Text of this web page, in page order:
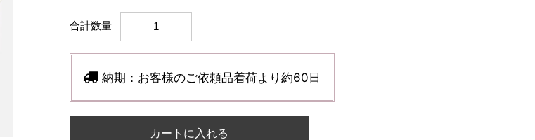
合計数量
納期： お客様のご依頼品着荷より約60日
カートに入れる